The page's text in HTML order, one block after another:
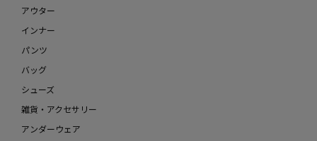
アウター
インナー
パンツ
バッグ
シューズ
雑貨・アクセサリー
アンダーウェア